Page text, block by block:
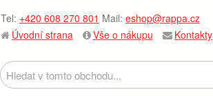
Tel: +420 608 270 801 Mail: eshop@rappa.cz
Úvodní strana
Vše o nákupu Kontakty